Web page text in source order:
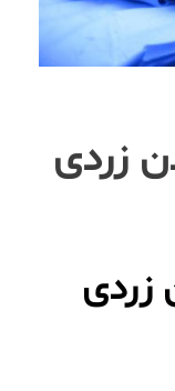
زردی
زردی